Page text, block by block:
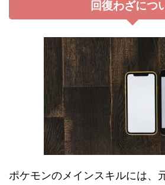
回復わざにつ
ポケモンのメインスキルには、